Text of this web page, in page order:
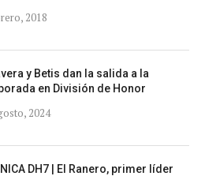
2018
y Betis dan la salida a la
en División de Honor
2024
DH7 | El Ranero, primer líder